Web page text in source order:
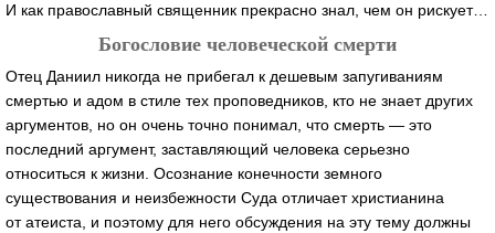
И как православный священник прекрасно знал, чем он рискует…
Богословие человеческой смерти
Отец Даниил никогда не прибегал к дешевым запугиваниям
смертью и адом в стиле тех проповедников, кто не знает других
аргументов, но он очень точно понимал, что смерть — это
последний аргумент, заставляющий человека серьезно
относиться к жизни. Осознание конечности земного
существования и неизбежности Суда отличает христианина
от атеиста, и поэтому для него обсуждения на эту тему должны